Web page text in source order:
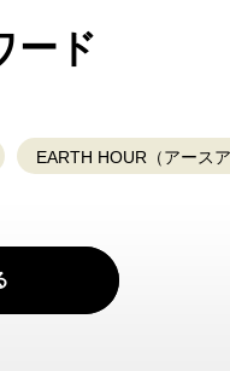
ード
EARTH HOUR（アース